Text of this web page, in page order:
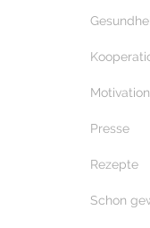
Motivation
Presse
Rezepte
Schon